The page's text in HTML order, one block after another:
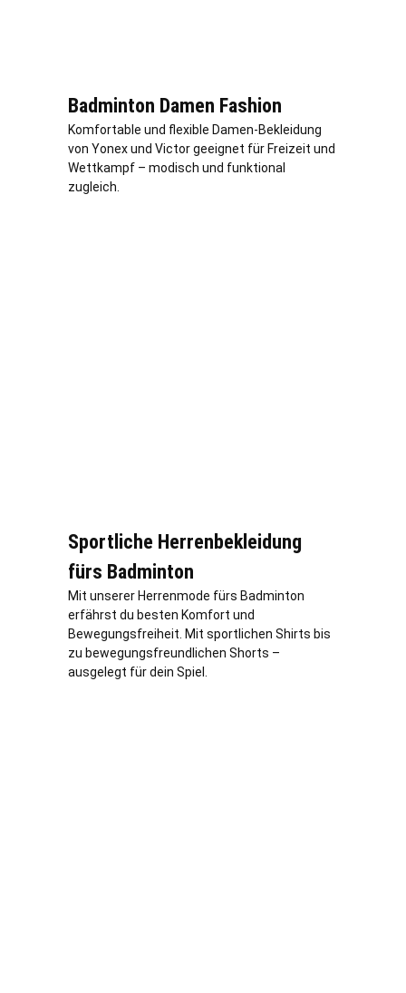
Badminton Damen Fashion
Komfortable und flexible Damen-Bekleidung
von Yonex und Victor geeignet für Freizeit und
Wettkampf – modisch und funktional
zugleich.
Sportliche Herrenbekleidung
fürs Badminton
Mit unserer Herrenmode fürs Badminton
erfährst du besten Komfort und
Bewegungsfreiheit. Mit sportlichen Shirts bis
zu bewegungsfreundlichen Shorts –
ausgelegt für dein Spiel.